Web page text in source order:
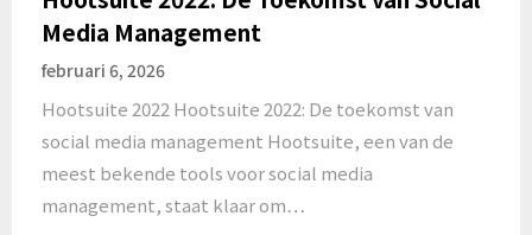
Media Management
februari 6, 2026
Hootsuite 2022 Hootsuite 2022: De toekomst van
social media management Hootsuite, een van de
meest bekende tools voor social media
management, staat klaar om…